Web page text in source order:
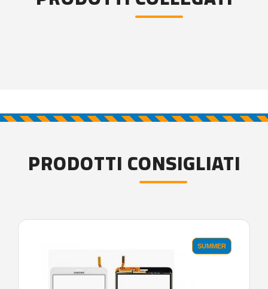
PRODOTTI CONSIGLIATI
SUMMER